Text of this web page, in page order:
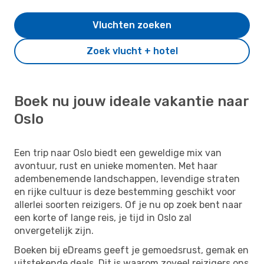
Zoek vlucht + hotel
Vluchten zoeken
Boek nu jouw ideale vakantie naar
Oslo
Een trip naar Oslo biedt een geweldige mix van
avontuur, rust en unieke momenten. Met haar
adembenemende landschappen, levendige straten
en rijke cultuur is deze bestemming geschikt voor
allerlei soorten reizigers. Of je nu op zoek bent naar
een korte of lange reis, je tijd in Oslo zal
onvergetelijk zijn.
Boeken bij eDreams geeft je gemoedsrust, gemak en